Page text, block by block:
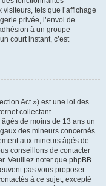
tels que l’affichage
privée, l’envoi de
à un groupe
court instant, c’est
Act ») est une loi des
collectant
de moins de 13 ans un
des mineurs concernés.
aux mineurs âgés de
conseillons de contacter
Veuillez noter que phpBB
pas vous proposer
à ce sujet, excepté